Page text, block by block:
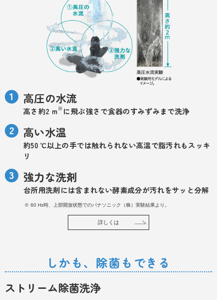
1 高圧の水流
高さ約2 m※ に飛ぶ強さで食器のすみずみまで洗浄
2 高い水温
約50 ℃以上の手では触れられない高温で脂汚れもスッキ
リ
3 強力な洗剤
台所用洗剤には含まれない酵素成分が汚れをサッと分解
※ 60 Hz時、上部開放状態でのパナソニック（株）実験結果より。
詳しくは
しかも、除菌もできる
ストリーム除菌洗浄